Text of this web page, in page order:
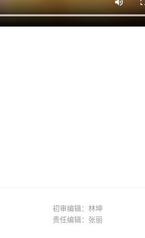
初审编辑：林坤
责任编辑：张丽